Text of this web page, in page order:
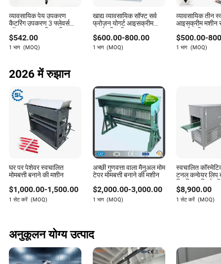
व्यावसायिक पेय उपकरण
कैटरिंग उपकरण 3 फ्लेवर्स
सॉफ्ट आइस क्रीम मशीन
$542.00
1 भाग (MOQ)
खाद्य व्यावसायिक सॉफ्ट सर्व
फ्रोज़न योगर्ट आइसक्रीम
बनाने की मशीन
$600.00-800.00
1 भाग (MOQ)
व्यावसायिक तीन
आइसक्रीम मशीन
सफाई बड़ी
आइसक्रीम मशीन
$500.00-
1 भाग (MOQ)
2026 में रुझान
घर पर पेशेवर स्वचालित
मोमबत्ती बनाने की मशीन
$1,000.00-1,500.00
1 सेट करें (MOQ)
अच्छी गुणवत्ता वाला मैनुअल मोम
टेपर मोमबत्ती बनाने की मशीन
$2,000.00-3,000.00
1 भाग (MOQ)
स्वचालित
टनल कन्वेयर लिप
लिपस्टिक
मोम सुगंध पेस्ट
चिलिंग टनल
$8,900.00
1 सेट करें (MOQ)
अनुकूलन योग्य उत्पाद